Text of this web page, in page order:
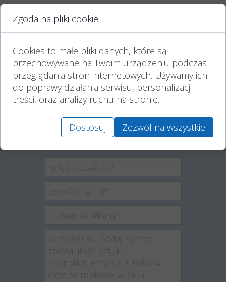
uzależniony jest od panujących warunków
Przechowywać w suchym, chłodnym i
zacienionym pomieszczeniu.
Różnice kolorystyczne mogą wynikać z
indywidualnych ustawień i kalibracji kolorów na
monitorze klienta.
14 lutego 2025
Napisz do nas maila. Skontaktujemy
się z Tobą, by wysłać Ci zamówienie.
Zgoda na pliki cookie
Cookies to małe pliki danych, które są
przechowywane na Twoim urządzeniu podczas
przeglądania stron internetowych. Używamy ich
do poprawy działania serwisu, personalizacji
treści, oraz analizy ruchu na stronie.
Dostosuj Zezwól na wszystkie